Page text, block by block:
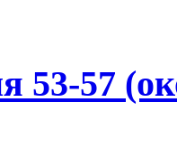
53-57